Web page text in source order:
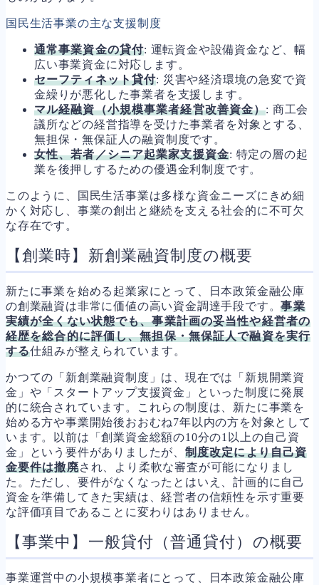
国民生活事業の主な支援制度
通常事業資金の貸付: 運転資金や設備資金など、幅
広い事業資金に対応します。
セーフティネット貸付: 災害や経済環境の急変で資
金繰りが悪化した事業者を支援します。
マル経融資（小規模事業者経営改善資金）: 商工会
議所などの経営指導を受けた事業者を対象とする、
無担保・無保証人の融資制度です。
女性、若者／シニア起業家支援資金: 特定の層の起
業を後押しするための優遇金利制度です。
このように、国民生活事業は多様な資金ニーズにきめ細
かく対応し、事業の創出と継続を支える社会的に不可欠
な存在です。
【創業時】新創業融資制度の概要
新たに事業を始める起業家にとって、日本政策金融公庫
の創業融資は非常に価値の高い資金調達手段です。事業
実績が全くない状態でも、事業計画の妥当性や経営者の
経歴を総合的に評価し、無担保・無保証人で融資を実行
する仕組みが整えられています。
かつての「新創業融資制度」は、現在では「新規開業資
金」や「スタートアップ支援資金」といった制度に発展
的に統合されています。これらの制度は、新たに事業を
始める方や事業開始後おおむね7年以内の方を対象として
います。以前は「創業資金総額の10分の1以上の自己資
金」という要件がありましたが、 制度改定により自己資
金要件は撤廃され、より柔軟な審査が可能になりまし
た。ただし、要件がなくなったとはいえ、計画的に自己
資金を準備してきた実績は、経営者の信頼性を示す重要
な評価項目であることに変わりはありません。
【事業中】一般貸付（普通貸付）の概要
事業運営中の小規模事業者にとって、日本政策金融公庫